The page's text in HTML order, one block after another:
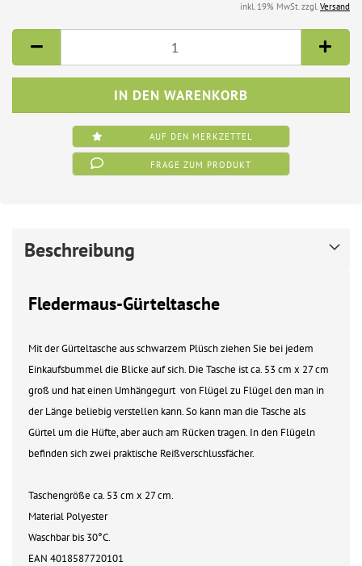
inkl. 19% MwSt. zzgl.Versand
AUF DEN MERKZETTEL
FRAGE ZUM PRODUKT
Beschreibung
Fledermaus-Gürteltasche
Mit der Gürteltasche aus schwarzem Plüsch ziehen Sie bei jedem
Einkaufsbummel die Blicke auf sich. Die Tasche ist ca. 53 cm x 27 cm
groß und hat einen Umhängegurt von Flügel zu Flügel den man in
der Länge beliebig verstellen kann. So kann man die Tasche als
Gürtel um die Hüfte, aber auch am Rücken tragen. In den Flügeln
befinden sich zwei praktische Reißverschlussfächer.
Taschengröße ca. 53 cm x 27 cm.
Material Polyester
Waschbar bis 30°C.
EAN 4018587720101